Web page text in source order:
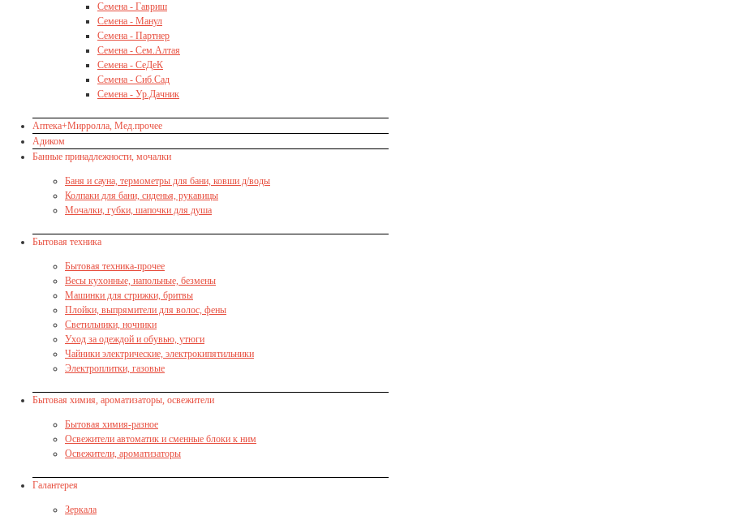
Семена - Гавриш
Семена - Манул
Семена - Партнер
Семена - Сем.Алтая
Семена - СеДеК
Семена - Сиб.Сад
Семена - Ур.Дачник
Аптека+Мирролла, Мед.прочее
Адиком
Банные принадлежности, мочалки
Баня и сауна, термометры для бани, ковши д/воды
Колпаки для бани, сиденья, рукавицы
Мочалки, губки, шапочки для душа
Бытовая техника
Бытовая техника-прочее
Весы кухонные, напольные, безмены
Машинки для стрижки, бритвы
Плойки, выпрямители для волос, фены
Светильники, ночники
Уход за одеждой и обувью, утюги
Чайники электрические, электрокипятильники
Электроплитки, газовые
Бытовая химия, ароматизаторы, освежители
Бытовая химия-разное
Освежители автоматик и сменные блоки к ним
Освежители, ароматизаторы
Галантерея
Зеркала